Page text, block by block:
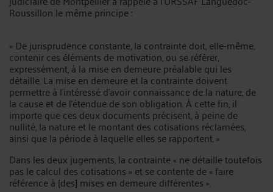
Roussillon le même principe :
« De jurisprudence constante, la contrainte doit, elle-même,
contenir ces éléments de motivation, ou se référer,
expressément, à la mise en demeure préalable qui les
détaille. La mise en demeure et la contrainte doivent
permettre à l'intéressé d'avoir connaissance de la nature, de
la cause et de l'étendue de son obligation. À cette fin, il
importe que ces deux documents précisent, à peine de
nullité, la nature et le montant des cotisations réclamées,
ainsi que la période à laquelle elles se rapportent. »
Dans les deux jugements, la contrainte « ne détaille toutefois
pas le calcul des cotisations » et se contente de « faire
référence à [des] mises en demeure différentes ».